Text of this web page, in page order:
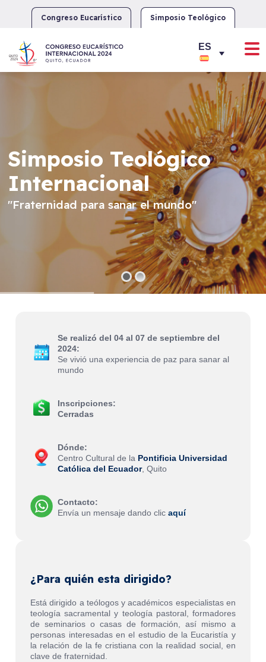
Congreso Eucarístico Simposio Teológico
Simposio Teológico
Internacional
"Fraternidad para sanar el mundo"
Se realizó del 04 al 07 de septiembre del
2024:
Se vivió una experiencia de paz para sanar al
mundo
Inscripciones:
Cerradas
Dónde:
Centro Cultural de la Pontificia Universidad
Católica del Ecuador, Quito
Contacto:
Envía un mensaje dando clicaquí
¿Para quién esta dirigido?
Está dirigido a teólogos y académicos especialistas en
teología sacramental y teología pastoral, formadores
de seminarios o casas de formación, así mismo a
personas interesadas en el estudio de la Eucaristía y
la relación de la fe cristiana con la realidad social, en
clave de fraternidad.